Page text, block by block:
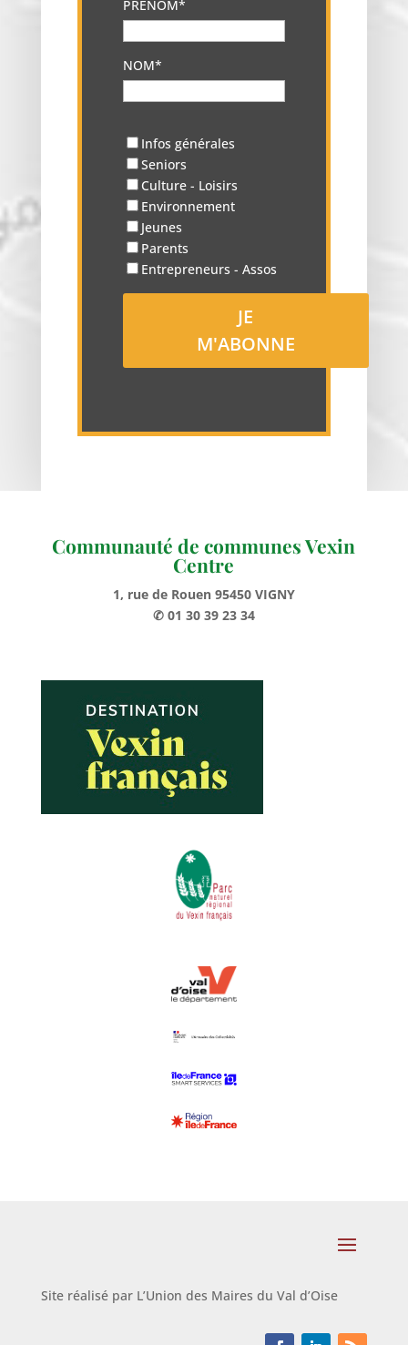
PRÉNOM*
NOM*
Infos générales
Seniors
Culture - Loisirs
Environnement
Jeunes
Parents
Entrepreneurs - Assos
Communauté de communes Vexin
Centre
1, rue de Rouen 95450 VIGNY
✆ 01 30 39 23 34
Site réalisé par L’Union des Maires du Val d’Oise